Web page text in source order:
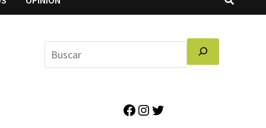
Facebook
Instagram